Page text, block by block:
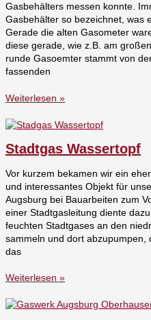
Gasbehälters messen konnte.
Gasbehälter so bezeichnet, was
Gerade die alten Gasometer
diese gerade, wie z.B. am
runde Gasoemter stammt von
fassenden
Weiterlesen »
Stadtgas Wassertopf
Vor kurzem bekamen wir ein
und interessantes Objekt für
Augsburg bei Bauarbeiten zum
einer Stadtgasleitung diente
feuchten Stadtgases an den
sammeln und dort abzupumpen,
das
Weiterlesen »